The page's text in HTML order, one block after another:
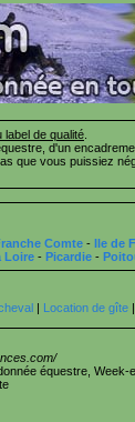
label de qualité
d'un
que vous puissiez
Comte - Ile de
Loire- Picardie-
| Location de gîte |
équestre, Week-